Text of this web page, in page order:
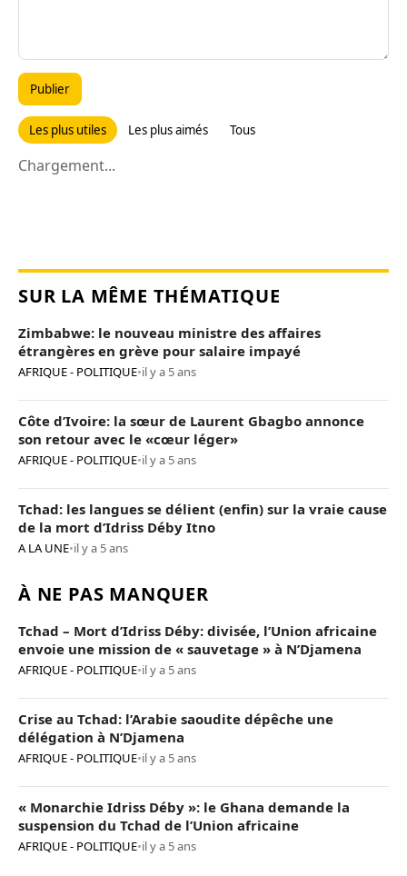
Publier
Les plus utiles Les plus aimés Tous
Chargement...
SUR LA MÊME THÉMATIQUE
Zimbabwe: le nouveau ministre des affaires
étrangères en grève pour salaire impayé
AFRIQUE - POLITIQUE•il y a 5 ans
Côte d’Ivoire: la sœur de Laurent Gbagbo annonce
son retour avec le «cœur léger»
AFRIQUE - POLITIQUE•il y a 5 ans
Tchad: les langues se délient (enfin) sur la vraie cause
de la mort d’Idriss Déby Itno
A LA UNE•il y a 5 ans
À NE PAS MANQUER
Tchad – Mort d’Idriss Déby: divisée, l’Union africaine
envoie une mission de « sauvetage » à N’Djamena
AFRIQUE - POLITIQUE•il y a 5 ans
Crise au Tchad: l’Arabie saoudite dépêche une
délégation à N’Djamena
AFRIQUE - POLITIQUE•il y a 5 ans
« Monarchie Idriss Déby »: le Ghana demande la
suspension du Tchad de l’Union africaine
AFRIQUE - POLITIQUE•il y a 5 ans